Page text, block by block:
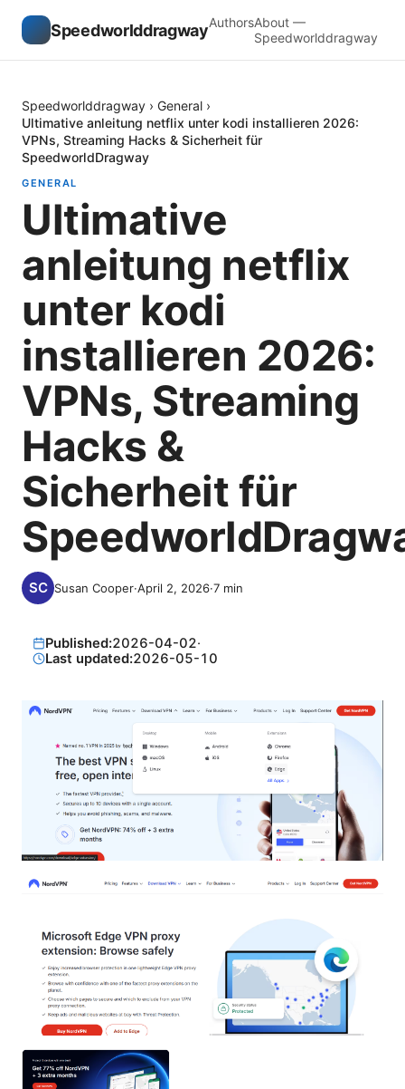
SpeedworlddragwayAuthorsAbout —
Speedworlddragway
Speedworlddragway › General ›
Ultimative anleitung netflix unter kodi installieren 2026:
VPNs, Streaming Hacks & Sicherheit für
SpeedworldDragway
GENERAL
Ultimative
anleitung netflix
unter kodi
installieren 2026:
VPNs, Streaming
Hacks &
Sicherheit für
Susan Cooper·April 2, 2026·7 min
Published:2026-04-02·
Last updated:2026-05-10